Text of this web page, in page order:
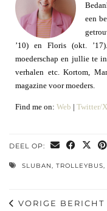
een
’10) en Floris (okt.
moederschap en jullie te
verhalen etc. Kortom,
magazine voor moeders.
Find me on: Web | Twitter/X
DEEL OP:
SLUBAN, TROLLEYBUS,
VORIGE BERICHT